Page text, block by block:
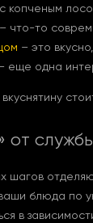
копченым
что-то
– это
еще одна
от
шагов
блюда по
в